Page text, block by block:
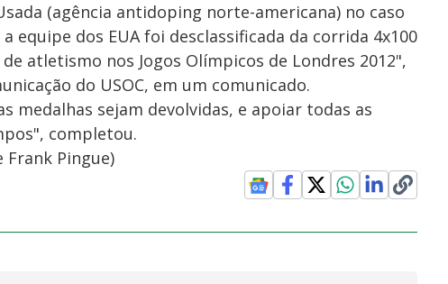
(agência antidoping norte-americana) no caso
equipe dos EUA foi desclassificada da corrida 4x100
atletismo nos Jogos Olímpicos de Londres 2012",
do USOC, em um comunicado.
medalhas sejam devolvidas, e apoiar todas as
completou.
Frank Pingue)